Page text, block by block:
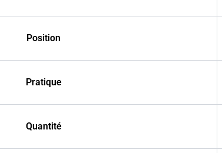
Position
Pratique
Quantité